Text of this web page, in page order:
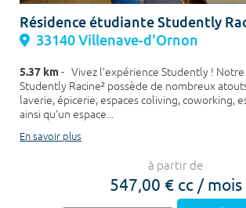
Résidence étudiante Studently
33140 Villenave-d'Ornon
5.37 km- Vivez l’expérience Studently !
Studently Racine² possède de nombreux
laverie, épicerie, espaces coliving, coworking,
ainsi qu'un espace...
En savoir plus
à partir de
547,00 € cc / mois